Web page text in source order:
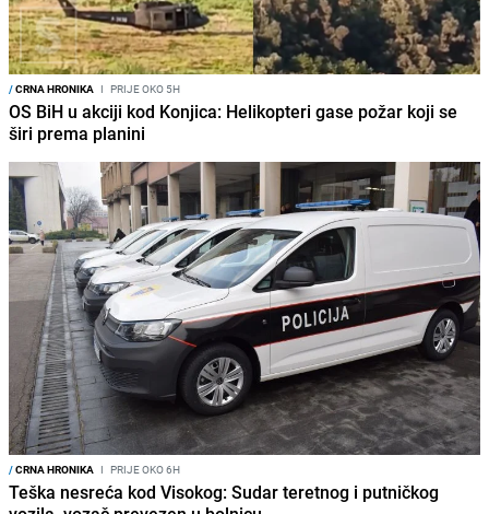
/CRNA HRONIKA I PRIJE OKO 5H
OS BiH u akciji kod Konjica: Helikopteri gase požar koji se
širi prema planini
/CRNA HRONIKA I PRIJE OKO 6H
Teška nesreća kod Visokog: Sudar teretnog i putničkog